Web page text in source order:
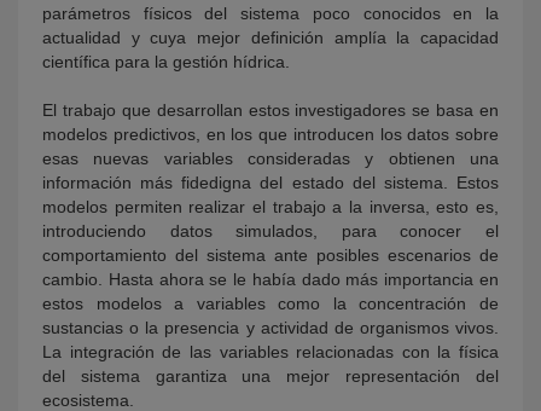
parámetros físicos del sistema poco conocidos en la
actualidad y cuya mejor definición amplía la capacidad
científica para la gestión hídrica.
El trabajo que desarrollan estos investigadores se basa en
modelos predictivos, en los que introducen los datos sobre
esas nuevas variables consideradas y obtienen una
información más fidedigna del estado del sistema. Estos
modelos permiten realizar el trabajo a la inversa, esto es,
introduciendo datos simulados, para conocer el
comportamiento del sistema ante posibles escenarios de
cambio. Hasta ahora se le había dado más importancia en
estos modelos a variables como la concentración de
sustancias o la presencia y actividad de organismos vivos.
La integración de las variables relacionadas con la física
del sistema garantiza una mejor representación del
ecosistema.